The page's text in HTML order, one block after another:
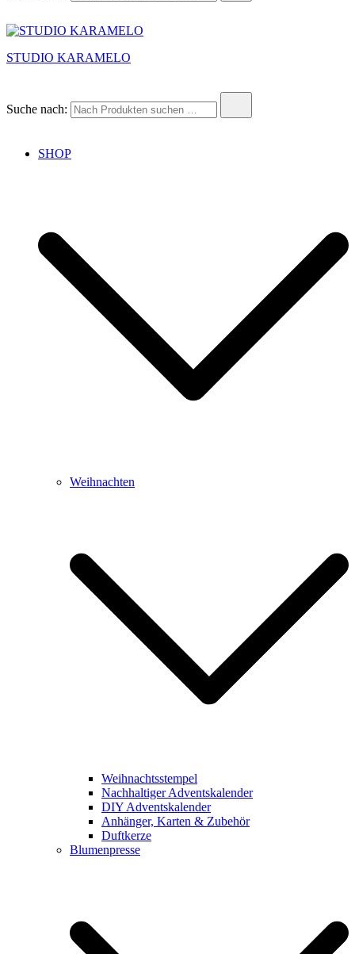
STUDIO KARAMELO
Suche nach:
SHOP
Weihnachten
Weihnachtsstempel
Nachhaltiger Adventskalender
DIY Adventskalender
Anhänger, Karten & Zubehör
Duftkerze
Blumenpresse